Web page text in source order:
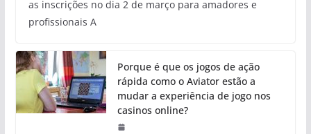
as inscrições no dia 2 de março para amadores e
profissionais A
Porque é que os jogos de ação
rápida como o Aviator estão a
mudar a experiência de jogo nos
casinos online?